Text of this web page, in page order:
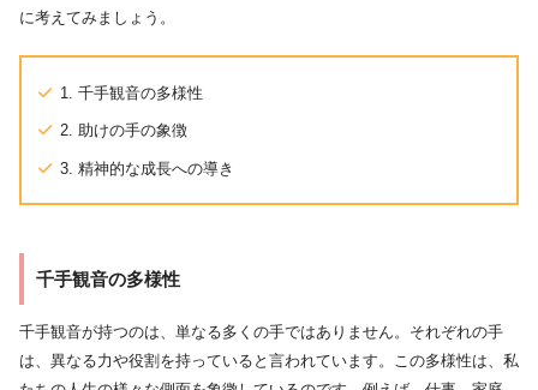
に考えてみましょう。
1. 千手観音の多様性
2. 助けの手の象徴
3. 精神的な成長への導き
千手観音の多様性
千手観音が持つのは、単なる多くの手ではありません。それぞれの手
は、異なる力や役割を持っていると言われています。この多様性は、私